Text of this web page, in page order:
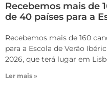
Recebemos mais de
de 40 países para a
Recebemos mais de 160
para a Escola de Verão
2026, que terá lugar em
Ler mais »